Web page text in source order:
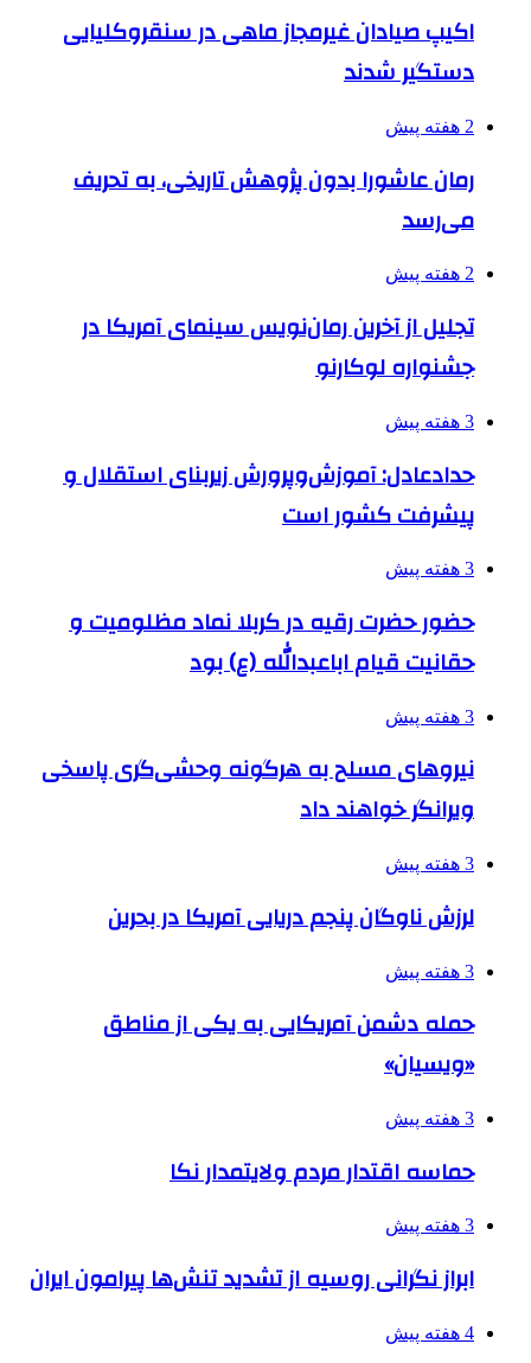
اکیپ صیادان غیرمجاز ماهی در سنقروکلیایی
دستگیر شدند
2 هفته پیش
رمان عاشورا بدون پژوهش تاریخی، به تحریف
می‌رسد
2 هفته پیش
تجلیل از آخرین رمان‌نویس سینمای آمریکا در
جشنواره لوکارنو
3 هفته پیش
حدادعادل: آموزش‌وپرورش زیربنای استقلال و
پیشرفت کشور است
3 هفته پیش
حضور حضرت رقیه در کربلا نماد مظلومیت و
حقانیت قیام اباعبدالله (ع) بود
3 هفته پیش
نیروهای مسلح به هرگونه وحشی‌گری پاسخی
ویرانگر خواهند داد
3 هفته پیش
لرزش ناوگان پنجم دریایی آمریکا در بحرین
3 هفته پیش
حمله دشمن آمریکایی به یکی از مناطق
«ویسیان»
3 هفته پیش
حماسه اقتدار مردم ولایتمدار نکا
3 هفته پیش
ابراز نگرانی روسیه از تشدید تنش‌ها پیرامون ایران
4 هفته پیش